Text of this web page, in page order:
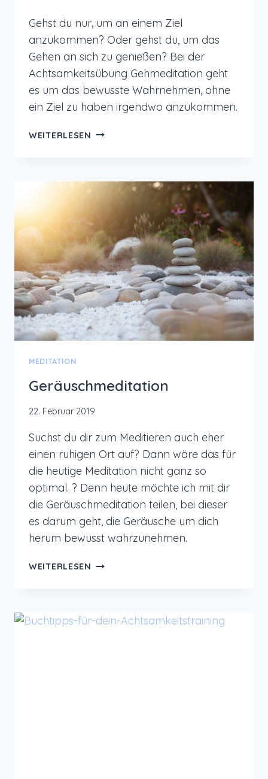
Gehst du nur, um an einem Ziel
anzukommen? Oder gehst du, um das
Gehen an sich zu genießen? Bei der
Achtsamkeitsübung Gehmeditation geht
es um das bewusste Wahrnehmen, ohne
ein Ziel zu haben irgendwo anzukommen.
WEITERLESEN ACHTSAMKEITSÜBUNG
MEDITATION
Geräuschmeditation
22. Februar 2019
Suchst du dir zum Meditieren auch eher
einen ruhigen Ort auf? Dann wäre das für
die heutige Meditation nicht ganz so
optimal. ? Denn heute möchte ich mit dir
die Geräuschmeditation teilen, bei dieser
es darum geht, die Geräusche um dich
herum bewusst wahrzunehmen.
WEITERLESEN GERÄUSCHMEDITATION